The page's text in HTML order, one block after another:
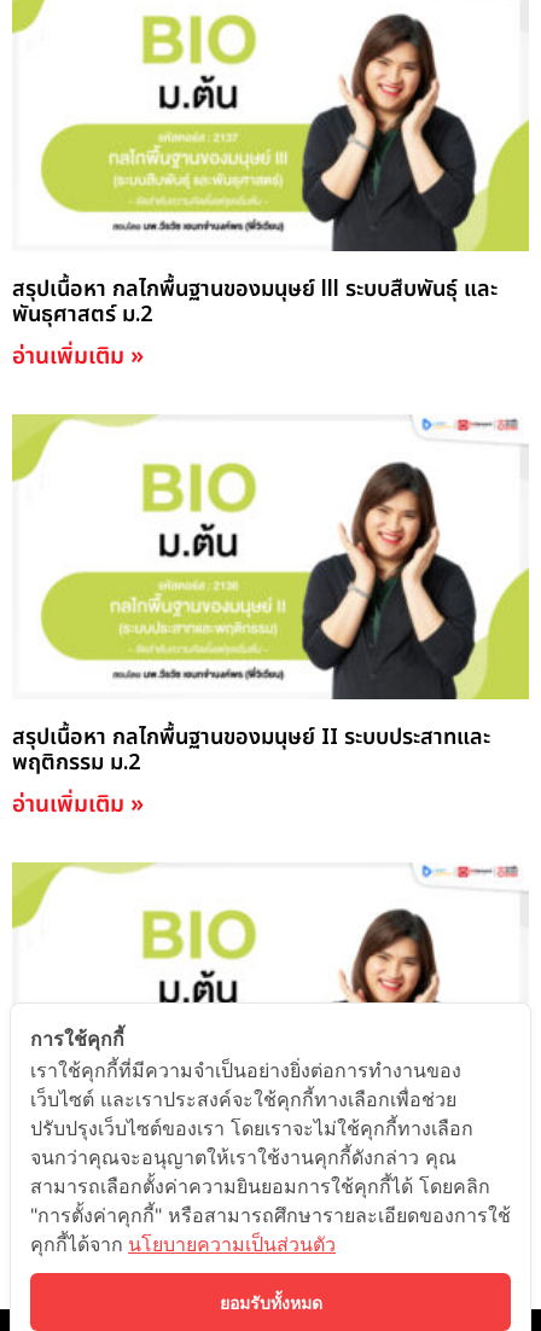
สรุปเนื้อหา กลไกพื้นฐานของมนุษย์ lll ระบบสืบพันธ์ุ และ
พันธุศาสตร์ ม.2
อ่านเพิ่มเติม »
สรุปเนื้อหา กลไกพื้นฐานของมนุษย์ II ระบบประสาทและ
พฤติกรรม ม.2
อ่านเพิ่มเติม »
สรุปเนื้อหา กลไกพื้นฐานของมนุษย์ I ระบบย่อยอาหาร
หมุนเวียนเลือด ม.2
อ่านเพิ่มเติม »
1 2 3 … 5
การใช้คุกกี้
เราใช้คุกกี้ที่มีความจำเป็นอย่างยิ่งต่อการทำงานของ
เว็บไซต์ และเราประสงค์จะใช้คุกกี้ทางเลือกเพื่อช่วย
ปรับปรุงเว็บไซต์ของเรา โดยเราจะไม่ใช้คุกกี้ทางเลือก
จนกว่าคุณจะอนุญาตให้เราใช้งานคุกกี้ดังกล่าว คุณ
สามารถเลือกตั้งค่าความยินยอมการใช้คุกกี้ได้ โดยคลิก
"การตั้งค่าคุกกี้" หรือสามารถศึกษารายละเอียดของการใช้
คุกกี้ได้จาก นโยบายความเป็นส่วนตัว
ยอมรับทั้งหมด